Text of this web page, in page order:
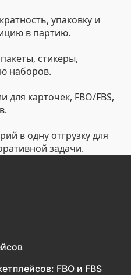
упаковку и
в партию.
стикеры,
наборов.
карточек, FBO/FBS,
в одну отгрузку для
задачи.
FBO и FBS